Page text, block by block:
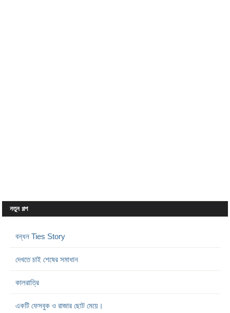
নতুন গল্প
বন্ধন Ties Story
দেখতে চাই শেষের সমাধান
কালরাত্রি
একটি ফেসবুক ও রাজার ছোট মেয়ে।